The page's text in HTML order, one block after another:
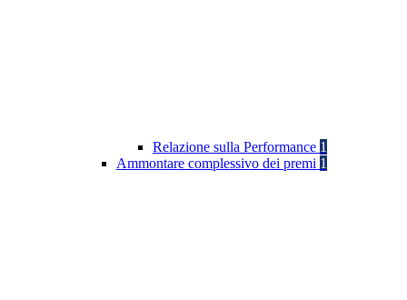
Relazione sulla Performance 1
Ammontare complessivo dei premi 1